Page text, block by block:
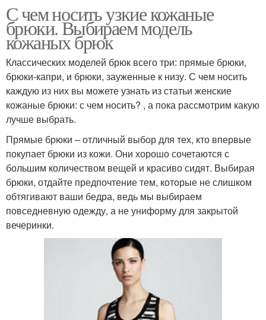
С чем носить узкие кожаные
брюки. Выбираем модель
кожаных брюк
Классических моделей брюк всего три: прямые брюки,
брюки-капри, и брюки, зауженные к низу. С чем носить
каждую из них вы можете узнать из статьи женские
кожаные брюки: с чем носить? , а пока рассмотрим какую
лучше выбрать.
Прямые брюки – отличный выбор для тех, кто впервые
покупает брюки из кожи. Они хорошо сочетаются с
большим количеством вещей и красиво сидят. Выбирая
брюки, отдайте предпочтение тем, которые не слишком
обтягивают ваши бедра, ведь мы выбираем
повседневную одежду, а не униформу для закрытой
вечеринки.